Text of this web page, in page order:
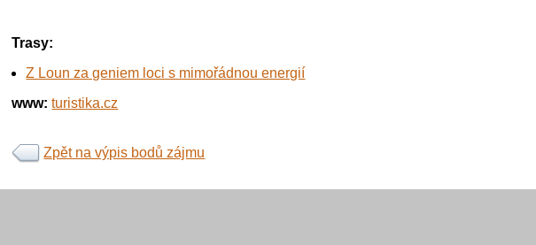
Trasy:
Z Loun za geniem loci s mimořádnou energií
www: turistika.cz
Zpět na výpis bodů zájmu